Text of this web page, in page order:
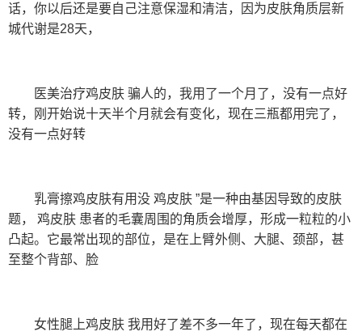
话，你以后还是要自己注意保湿和清洁，因为皮肤角质层新
城代谢是28天，
医美治疗鸡皮肤 骗人的，我用了一个月了，没有一点好
转，刚开始说十天半个月就会有变化，现在三瓶都用完了，
没有一点好转
乳膏擦鸡皮肤有用没 鸡皮肤 ”是一种由基因导致的皮肤
题， 鸡皮肤 患者的毛囊周围的角质会增厚，形成一粒粒的小
凸起。它最常出现的部位，是在上臂外侧、大腿、颈部，甚
至整个背部、脸
女性腿上鸡皮肤 我用好了差不多一年了，现在每天都在